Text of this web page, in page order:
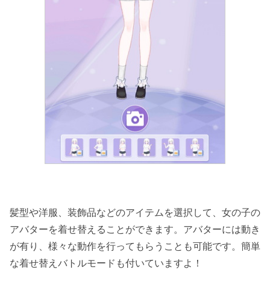
髪型や洋服、装飾品などのアイテムを選択して、女の子の
アバターを着せ替えることができます。アバターには動き
が有り、様々な動作を行ってもらうことも可能です。簡単
な着せ替えバトルモードも付いていますよ！